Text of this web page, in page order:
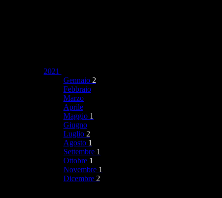
2021
Gennaio 2
Febbraio
Marzo
Aprile
Maggio 1
Giugno
Luglio 2
Agosto 1
Settembre 1
Ottobre 1
Novembre 1
Dicembre 2